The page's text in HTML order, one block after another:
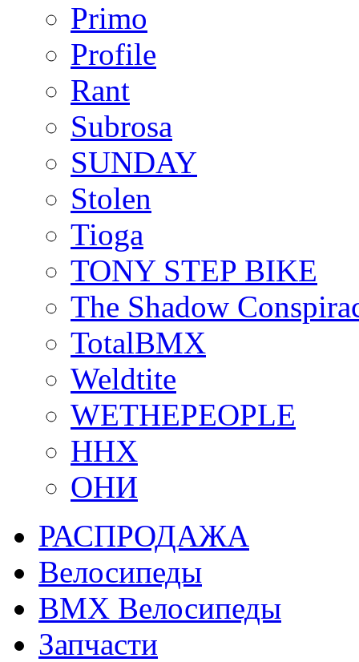
Primo
Profile
Rant
Subrosa
SUNDAY
Stolen
Tioga
TONY STEP BIKE
The Shadow
TotalBMX
Weldtite
WETHEPEOPLE
ННХ
ОНИ
РАСПРОДАЖА
Велосипеды
BMX Велосипеды
Запчасти